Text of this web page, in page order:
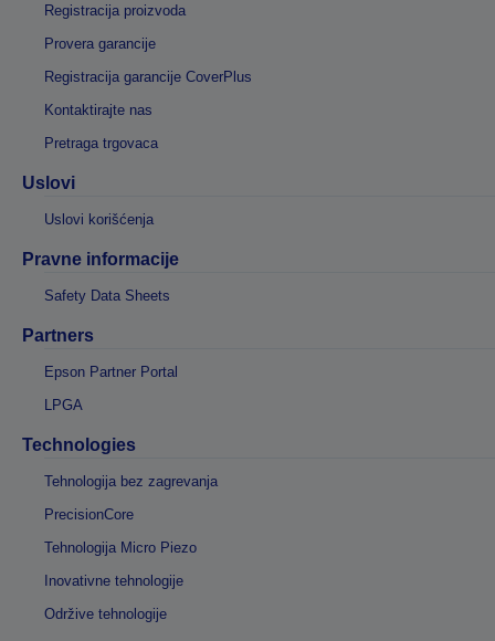
Registracija proizvoda
Provera garancije
Registracija garancije CoverPlus
Kontaktirajte nas
Pretraga trgovaca
Uslovi
Uslovi korišćenja
Pravne informacije
Safety Data Sheets
Partners
Epson Partner Portal
LPGA
Technologies
Tehnologija bez zagrevanja
PrecisionCore
Tehnologija Micro Piezo
Inovativne tehnologije
Održive tehnologije